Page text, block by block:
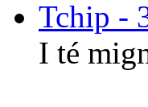
Tchip -
I té